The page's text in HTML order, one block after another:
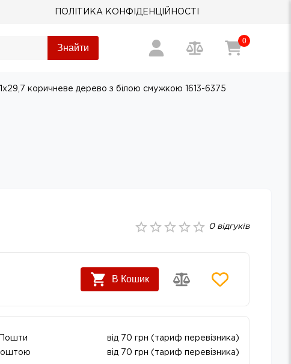
ПОЛІТИКА КОНФІДЕНЦІЙНОСТІ
Знайти
0
коричневе дерево з білою смужкою 1613-6375
0відгуків
В Кошик
від 70 грн (тариф перевізника)
від 70 грн (тариф перевізника)